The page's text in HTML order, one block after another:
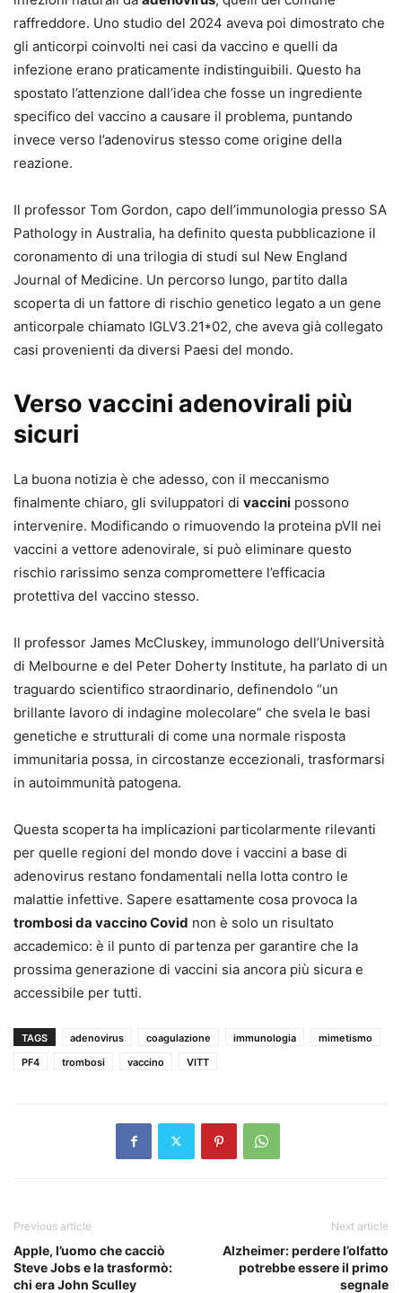
raffreddore. Uno studio del 2024 aveva poi dimostrato che
gli anticorpi coinvolti nei casi da vaccino e quelli da
infezione erano praticamente indistinguibili. Questo ha
spostato l’attenzione dall’idea che fosse un ingrediente
specifico del vaccino a causare il problema, puntando
invece verso l’adenovirus stesso come origine della
reazione.
Il professor Tom Gordon, capo dell’immunologia presso SA
Pathology in Australia, ha definito questa pubblicazione il
coronamento di una trilogia di studi sul New England
Journal of Medicine. Un percorso lungo, partito dalla
scoperta di un fattore di rischio genetico legato a un gene
anticorpale chiamato IGLV3.21*02, che aveva già collegato
casi provenienti da diversi Paesi del mondo.
Verso vaccini adenovirali più
sicuri
La buona notizia è che adesso, con il meccanismo
finalmente chiaro, gli sviluppatori di vaccini possono
intervenire. Modificando o rimuovendo la proteina pVII nei
vaccini a vettore adenovirale, si può eliminare questo
rischio rarissimo senza compromettere l’efficacia
protettiva del vaccino stesso.
Il professor James McCluskey, immunologo dell’Università
di Melbourne e del Peter Doherty Institute, ha parlato di un
traguardo scientifico straordinario, definendolo “un
brillante lavoro di indagine molecolare” che svela le basi
genetiche e strutturali di come una normale risposta
immunitaria possa, in circostanze eccezionali, trasformarsi
in autoimmunità patogena.
Questa scoperta ha implicazioni particolarmente rilevanti
per quelle regioni del mondo dove i vaccini a base di
adenovirus restano fondamentali nella lotta contro le
malattie infettive. Sapere esattamente cosa provoca la
trombosi da vaccino Covid non è solo un risultato
accademico: è il punto di partenza per garantire che la
prossima generazione di vaccini sia ancora più sicura e
accessibile per tutti.
TAGS adenovirus coagulazione immunologia
mimetismo
PF4
trombosi vaccino VITT
Previous article
Apple, l’uomo che cacciò
Steve Jobs e la trasformò:
chi era John Sculley
Next article
Alzheimer: perdere l’olfatto
potrebbe essere il primo
segnale